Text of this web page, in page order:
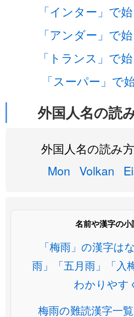
「インター」で
「アンダー」で
「トランス」で
「スーパー」で
外国人名の読
外国人名の読み
Mon Volkan
名前や漢字の小
「梅雨」の漢字は
雨」「五月雨」「入
わかりやす
梅雨の難読漢字一